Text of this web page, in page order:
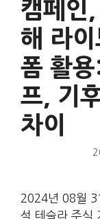
캠페인
해 라
폼 활
프, 기
차이
2024년 08월
석 테슬라 주식